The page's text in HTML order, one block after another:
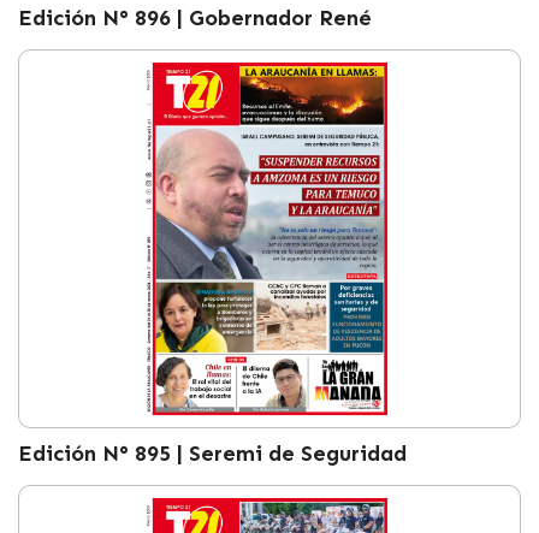
Edición N° 896 | Gobernador René
Edición N° 895 | Seremi de Seguridad